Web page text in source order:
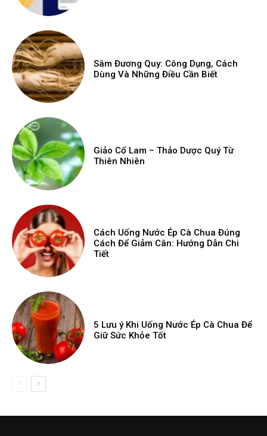
Sâm Đương Quy: Công Dụng, Cách
Dùng Và Những Điều Cần Biết
Giảo Cổ Lam – Thảo Dược Quý Từ
Thiên Nhiên
Cách Uống Nước Ép Cà Chua Đúng
Cách Để Giảm Cân: Hướng Dẫn Chi
Tiết
5 Lưu ý Khi Uống Nước Ép Cà Chua Để
Giữ Sức Khỏe Tốt